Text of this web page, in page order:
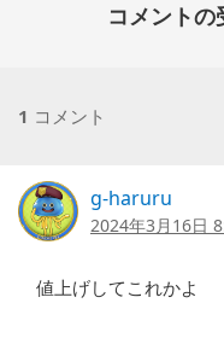
コメントの
1 コメント
g-haruru
2024年3月16日
値上げしてこれかよ